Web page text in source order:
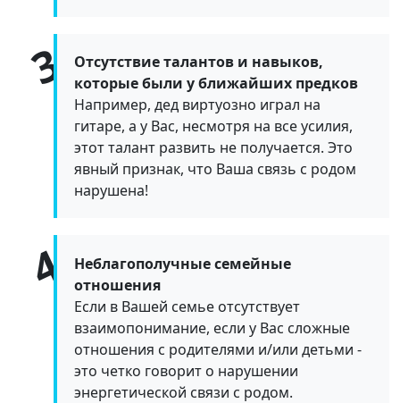
Отсутствие талантов и навыков,
которые были у ближайших предков
Например, дед виртуозно играл на
гитаре, а у Вас, несмотря на все усилия,
этот талант развить не получается. Это
явный признак, что Ваша связь с родом
нарушена!
Неблагополучные семейные
отношения
Если в Вашей семье отсутствует
взаимопонимание, если у Вас сложные
отношения с родителями и/или детьми -
это четко говорит о нарушении
энергетической связи с родом.